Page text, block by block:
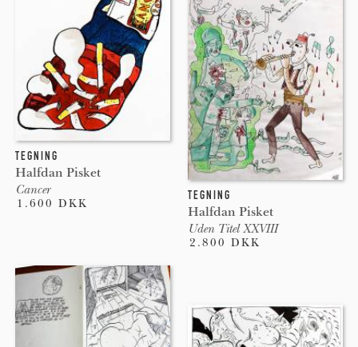
TEGNING
Halfdan Pisket
Cancer
1.600 DKK
TEGNING
Halfdan Pisket
Uden Titel XXVIII
2.800 DKK